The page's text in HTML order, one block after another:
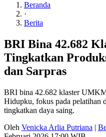
Beranda
·
Berita
BRI Bina 42.682
Tingkatkan
dan Sarpras
BRI bina 42.682 klaster
Hidupku, fokus pada pelatihan
tingkatkan daya saing.
Oleh Venicka Arlia Putriana |